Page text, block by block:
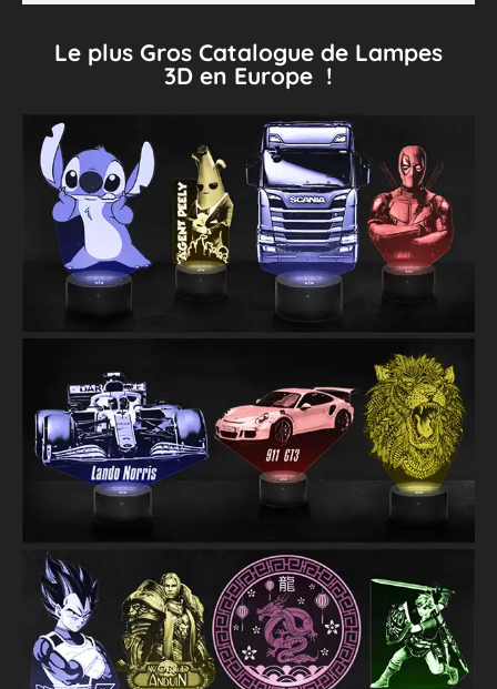
Le plus Gros Catalogue de Lampes
3D en Europe !